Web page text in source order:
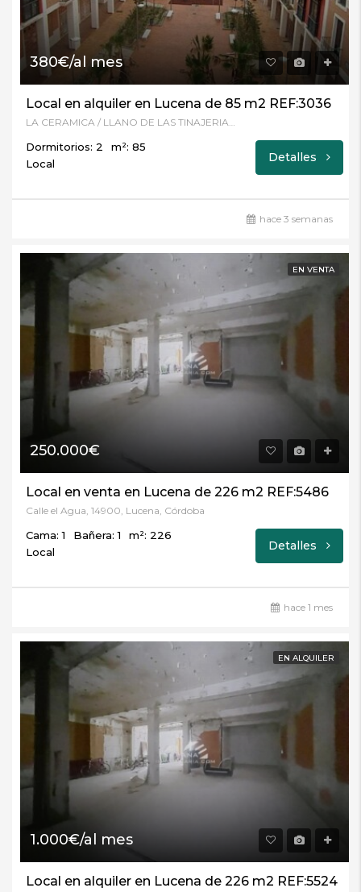
380€/al mes
Local en alquiler en Lucena de 85 m2 REF:3036
Dormitorios: 2
m²: 85
Local
Detalles
hace 3 semanas
EN VENTA
250.000€
Local en venta en Lucena de 226 m2 REF:5486
Calle el Agua, 14900, Lucena, Córdoba
Cama: 1 Bañera: 1
m²: 226
Local
Detalles
hace 1 mes
EN ALQUILER
1.000€/al mes
Local en alquiler en Lucena de 226 m2 REF:5524